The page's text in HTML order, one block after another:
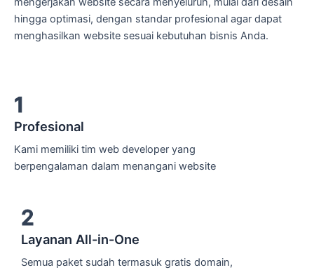
hingga optimasi, dengan standar profesional agar dapat
menghasilkan website sesuai kebutuhan bisnis Anda.
1
Profesional
Kami memiliki tim web developer yang
berpengalaman dalam menangani website
2
Layanan All-in-One
Semua paket sudah termasuk gratis domain,